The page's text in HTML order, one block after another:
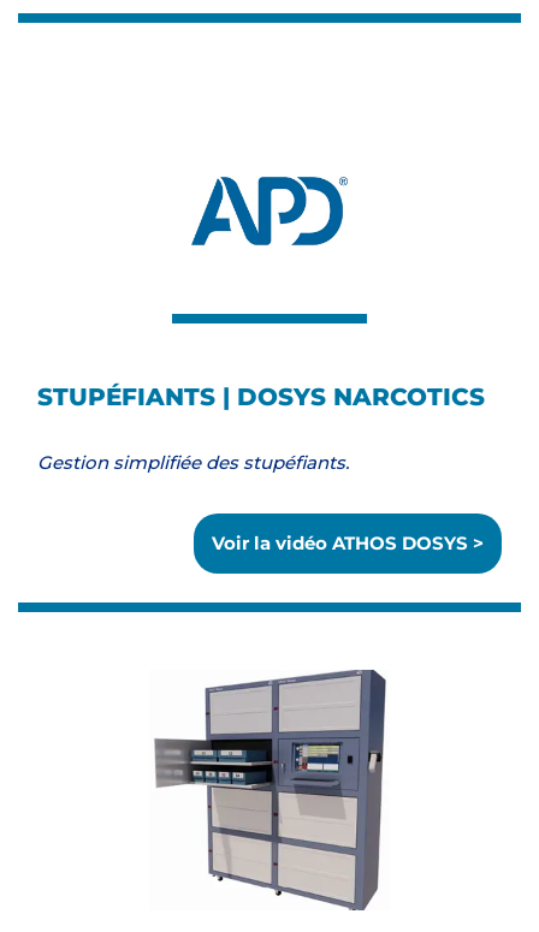
STUPÉFIANTS | DOSYS NARCOTICS
Gestion simplifiée des stupéfiants.
Voir la vidéo ATHOS DOSYS >